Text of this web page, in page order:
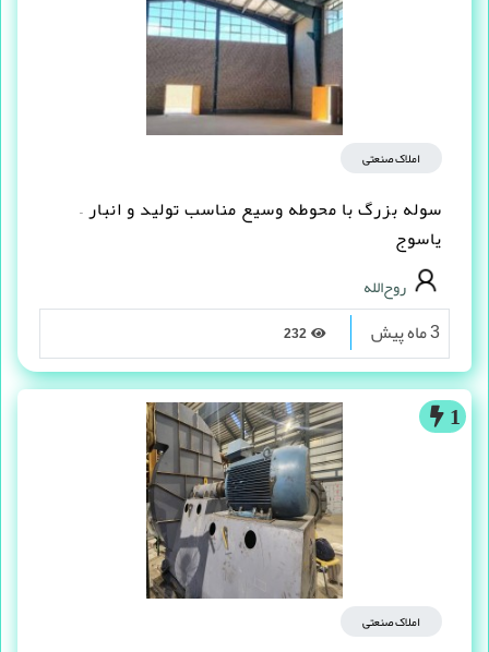
املاک صنعتی
سوله بزرگ با محوطه وسیع مناسب تولید و انبار –
یاسوج
روح‌الله
3 ماه پیش
1
املاک صنعتی